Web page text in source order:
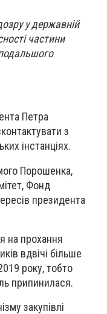
у державній
частини
Петра
з
інстанціях.
Порошенка,
Фонд
президента
на прохання
вдвічі більше
року, тобто
припинилася.
закупівлі